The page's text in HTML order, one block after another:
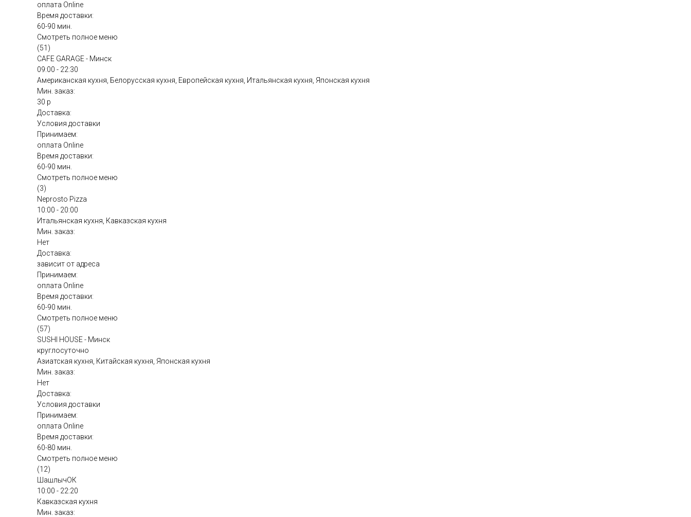
оплата Online
Время доставки:
60-90 мин.
Смотреть полное меню
(51)
CAFE GARAGE - Минск
09:00 - 22:30
Американская кухня, Белорусская кухня, Европейская кухня, Итальянская кухня, Японская кухня
Мин. заказ:
30 р
Доставка:
Условия доставки
Принимаем:
оплата Online
Время доставки:
60-90 мин.
Смотреть полное меню
(3)
Neprosto Pizza
10:00 - 20:00
Итальянская кухня, Кавказская кухня
Мин. заказ:
Нет
Доставка:
зависит от адреса
Принимаем:
оплата Online
Время доставки:
60-90 мин.
Смотреть полное меню
(57)
SUSHI HOUSE - Минск
круглосуточно
Азиатская кухня, Китайская кухня, Японская кухня
Мин. заказ:
Нет
Доставка:
Условия доставки
Принимаем:
оплата Online
Время доставки:
60-80 мин.
Смотреть полное меню
(12)
ШашлычОК
10:00 - 22:20
Кавказская кухня
Мин. заказ: